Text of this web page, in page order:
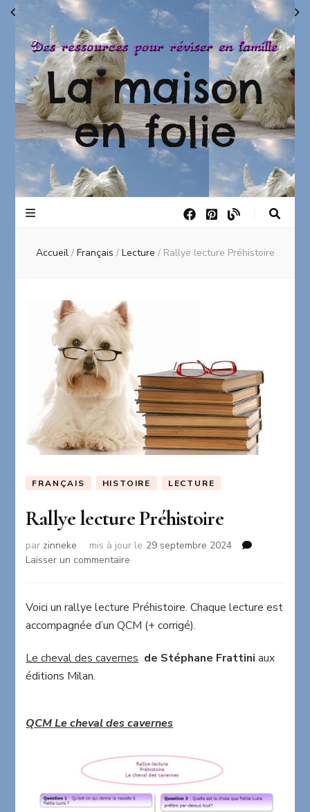
La maison
en folie
Accueil / Français / Lecture / Rallye lecture Préhistoire
FRANÇAIS HISTOIRE LECTURE
Rallye lecture Préhistoire
par zinneke mis à jour le 29 septembre 2024
Laisser un commentaire
Préhistoire
Voici un rallye lecture Préhistoire. Chaque lecture est
accompagnée d’un QCM (+ corrigé).
Le cheval des cavernes de Stéphane Frattiniaux
éditions Milan.
QCM Le cheval des cavernes